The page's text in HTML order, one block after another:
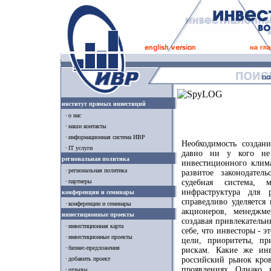
институт прямых инвестиций
о нас
наши контакты
информационная система ИВР
IT услуги
региональная политика
региональная политика
партнеры
конференции и семинары
конференции и семинары
инвестиционные проекты
инвестиционная карта
инвестиционные проекты
бизнес-предложения
добавить проект
отзывы
Необходимость
давно ни у кого не
инвестиционного
развитое
судебная система,
инфраструктура
справедливо
акционеров,
создавая
себе, что инвесторы -
цели, приоритеты,
рискам. Какие же
российский рынок